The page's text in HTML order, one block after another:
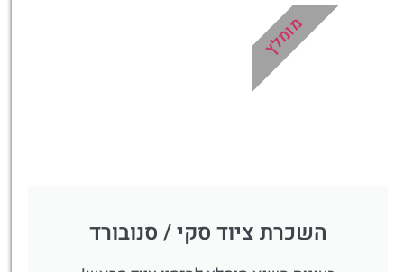
השכרת ציוד סקי / סנובורד
מומלץ